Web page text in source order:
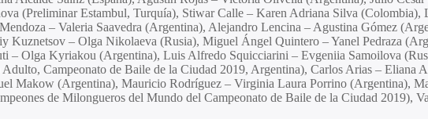
(Preliminar Estambul, Turquía), Stiwar Calle – Karen Adriana Silva (Colombia),
– Valeria Saavedra (Argentina), Alejandro Lencina – Agustina Gómez
– Olga Nikolaeva (Rusia), Miguel Ángel Quintero – Yanel Pedraza
– Olga Kyriakou (Argentina), Luis Alfredo Squicciarini – Evgeniia Samoilova
Campeonato de Baile de la Ciudad 2019, Argentina), Carlos Arias –
Makow (Argentina), Mauricio Rodríguez – Virginia Laura Porrino (Argentina),
de Milongueros del Mundo del Campeonato de Baile de la Ciudad 2019),